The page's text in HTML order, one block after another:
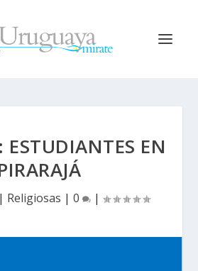
ESTUDIANTES EN
| Religiosas | 0 |